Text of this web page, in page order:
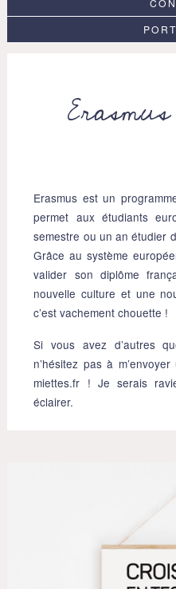
Erasmus est un
permet aux étudiants
semestre ou un an étudier
Grâce au système
valider son diplôme
nouvelle culture et une
c’est vachement chouette !
Si vous avez d’autres
n’hésitez pas à
miettes.fr ! Je serais
éclairer.